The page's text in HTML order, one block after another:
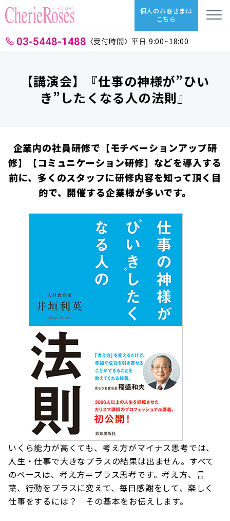
個人のお客さまは
こちら
03-5448-1488 〈受付時間〉平日 9:00~18:00
【講演会】『仕事の神様が”ひい
き”したくなる人の法則』
企業内の社員研修で【モチベーションアップ研
修】【コミュニケーション研修】などを導入する
前に、多くのスタッフに研修内容を知って頂く目
的で、開催する企業様が多いです。
いくら能力が高くても、考え方がマイナス思考では、
人生・仕事で大きなプラスの結果は出ません。すべて
のベースは、考え方＝プラス思考です。考え方、言
葉、行動をプラスに変えて、毎日感謝をして、楽しく
仕事をするには？ その基本をお伝えします。